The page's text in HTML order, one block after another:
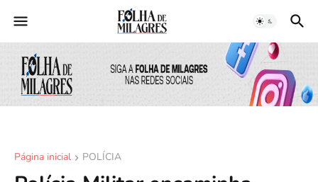
Página inicial POLÍCIA